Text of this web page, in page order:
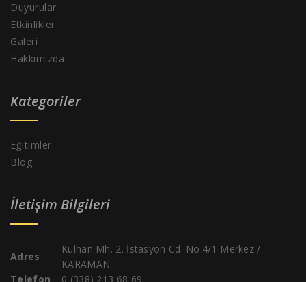
Duyurular
Etkinlikler
Galeri
Hakkımızda
Kategoriler
Eğitimler
Blog
İletişim Bilgileri
Adres
Külhan Mh. 2. İstasyon Cd. No:4/1 Merkez /
KARAMAN
Telefon
0 (338) 213 68 69